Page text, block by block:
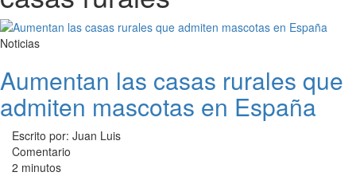
Noticias
Aumentan las casas rurales que
admiten mascotas en España
Escrito por: Juan Luis
Comentario
2 minutos